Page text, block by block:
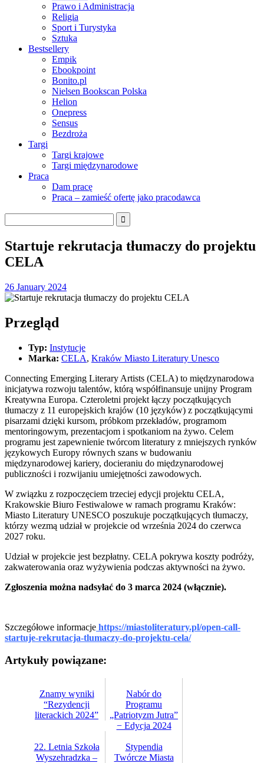
Prawo i Administracja
Religia
Sport i Turystyka
Sztuka
Bestsellery
Empik
Ebookpoint
Bonito.pl
Nielsen Bookscan Polska
Helion
Onepress
Sensus
Bezdroża
Targi
Targi krajowe
Targi międzynarodowe
Praca
Dam pracę
Praca – zamieść ofertę jako pracodawca
Startuje rekrutacja tłumaczy do projektu
CELA
26 January 2024
Przegląd
Typ: Instytucje
Marka: CELA, Kraków Miasto Literatury Unesco
Connecting Emerging Literary Artists (CELA) to międzynarodowa
inicjatywa rozwoju talentów, którą współfinansuje unijny Program
Kreatywna Europa. Czteroletni projekt łączy początkujących
tłumaczy z 11 europejskich krajów (10 języków) z początkującymi
pisarzami dzięki kursom, próbkom przekładów, programom
mentoringowym, prezentacjom i spotkaniom na żywo. Celem
programu jest zapewnienie twórcom literatury z mniejszych rynków
językowych Europy równych szans w budowaniu
międzynarodowej kariery, docieraniu do międzynarodowej
publiczności i rozwijaniu umiejętności zawodowych.
W związku z rozpoczęciem trzeciej edycji projektu CELA,
Krakowskie Biuro Festiwalowe w ramach programu Kraków:
Miasto Literatury UNESCO poszukuje początkujących tłumaczy,
którzy wezmą udział w projekcie od września 2024 do czerwca
2027 roku.
Udział w projekcie jest bezpłatny. CELA pokrywa koszty podróży,
zakwaterowania oraz wyżywienia podczas aktywności na żywo.
Zgłoszenia można nadsyłać do 3 marca 2024 (włącznie).
Szczegółowe informacje https://miastoliteratury.pl/open-call-
startuje-rekrutacja-tlumaczy-do-projektu-cela/
Artykuły powiązane:
Znamy wyniki
“Rezydencji
literackich 2024”
Nabór do
Programu
„Patriotyzm Jutra”
− Edycja 2024
22. Letnia Szkoła
Wyszehradzka –
Stypendia
Twórcze Miasta